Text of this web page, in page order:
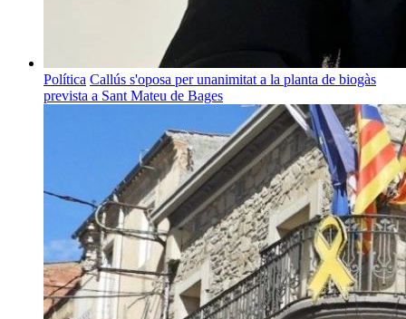
Política Callús s'oposa per unanimitat a la planta de biogàs
prevista a Sant Mateu de Bages